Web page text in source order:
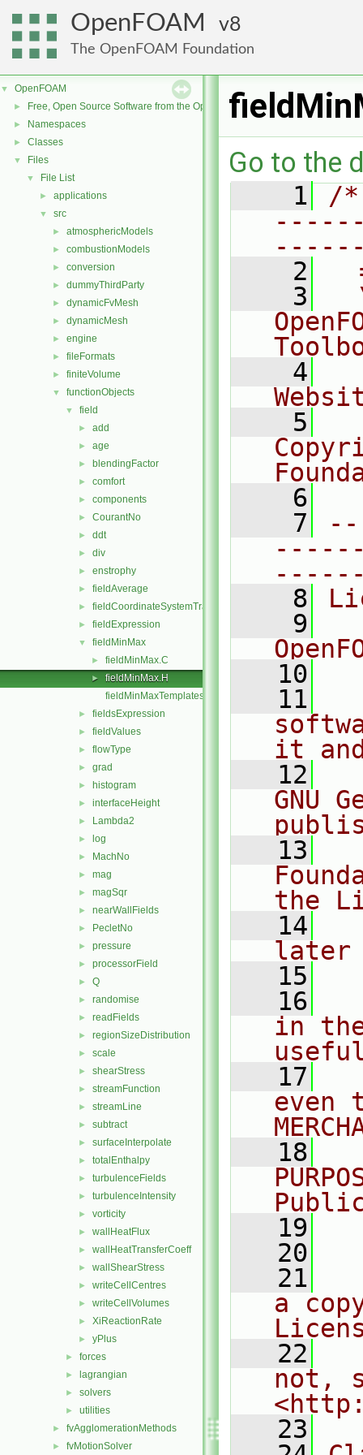
OpenFOAM 8
The OpenFOAM Foundation
▼ OpenFOAM
► Free, Open Source Software from the OpenFOAM Foundation
► Namespaces
► Classes
▼ Files
▼ File List
► applications
▼ src
► atmosphericModels
► combustionModels
► conversion
► dummyThirdParty
► dynamicFvMesh
► dynamicMesh
► engine
► fileFormats
► finiteVolume
▼ functionObjects
▼ field
► add
► age
► blendingFactor
► comfort
► components
► CourantNo
► ddt
► div
► enstrophy
► fieldAverage
► fieldCoordinateSystemTransform
► fieldExpression
▼ fieldMinMax
► fieldMinMax.C
►
fieldMinMax.H
fieldMinMaxTemplates.C
► fieldsExpression
► fieldValues
► flowType
► grad
► histogram
► interfaceHeight
► Lambda2
► log
► MachNo
► mag
► magSqr
► nearWallFields
► PecletNo
► pressure
► processorField
► Q
► randomise
► readFields
► regionSizeDistribution
► scale
► shearStress
► streamFunction
► streamLine
► subtract
► surfaceInterpolate
► totalEnthalpy
► turbulenceFields
► turbulenceIntensity
► vorticity
► wallHeatFlux
► wallHeatTransferCoeff
► wallShearStress
► writeCellCentres
► writeCellVolumes
► XiReactionRate
► yPlus
► forces
► lagrangian
► solvers
► utilities
► fvAgglomerationMethods
► fvMotionSolver
Go to the
    1
/
    2
    3
    4
    5
    6
    7
    8
    9
   10
   11
it
   12
GNU
   13
the
   14
later
   15
   16
in
   17
even
   18
   19
   20
   21
a
   22
not,
   23